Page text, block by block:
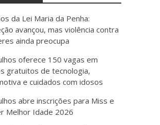
da Lei Maria da Penha:
avançou, mas violência contra
ainda preocupa
oferece 150 vagas em
gratuitos de tecnologia,
e cuidados com idosos
abre inscrições para Miss e
Melhor Idade 2026